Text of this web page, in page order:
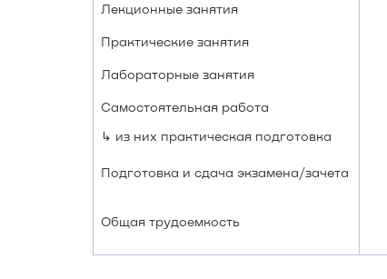
Лекционные занятия
Практические занятия
Лабораторные занятия
Самостоятельная работа
↳ из них практическая подготовка
Подготовка и сдача экзамена/зачета
Общая трудоемкость